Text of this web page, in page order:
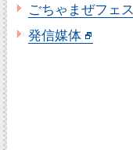
ごちゃまぜフェス
発信媒体